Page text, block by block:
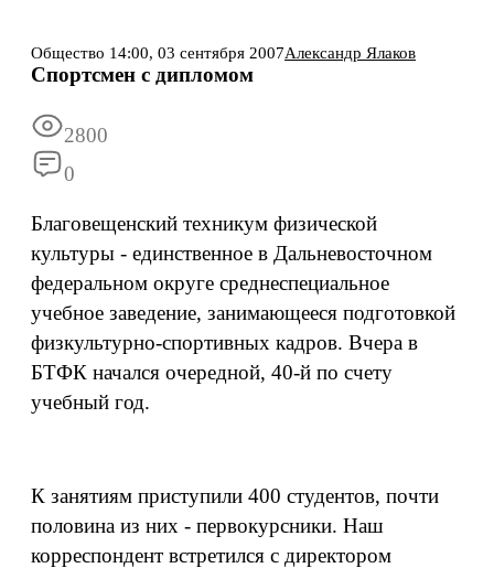
Информация
Общество 14:00, 03 сентября 2007Александр Ялаков
Спортсмен с дипломом
2800
0
Благовещенский техникум физической
культуры - единственное в Дальневосточном
федеральном округе среднеспециальное
учебное заведение, занимающееся подготовкой
физкультурно-спортивных кадров. Вчера в
БТФК начался очередной, 40-й по счету
учебный год.
К занятиям приступили 400 студентов, почти
половина из них - первокурсники. Наш
корреспондент встретился с директором